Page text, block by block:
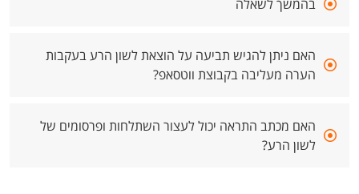
בהמשך לשאלה
האם ניתן להגיש תביעה על הוצאת לשון הרע בעקבות
הערה מעליבה בקבוצת ווטסאפ?
האם מכתב התראה יכול לעצור השתלחות ופרסומים של
לשון הרע?